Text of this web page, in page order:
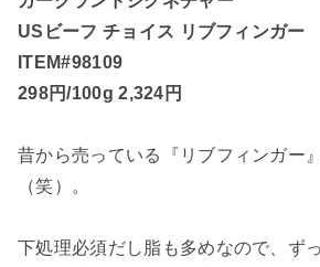
USビーフ チョイス リブフィンガー
ITEM#98109
298円/100g 2,324円
昔から売っている『リブフィンガー
（笑）。
下処理必須だし脂も多めなので、ず